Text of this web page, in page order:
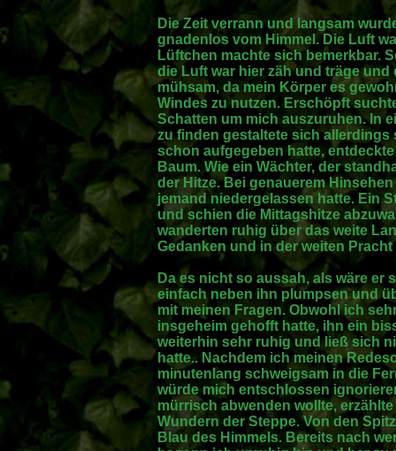
Die Zeit verrann und langsam
gnadenlos vom Himmel. Die Luft
Lüftchen machte sich bemerkbar.
die Luft war hier zäh und träge
mühsam, da mein Körper es
Windes zu nutzen. Erschöpft
Schatten um mich auszuruhen. In
zu finden gestaltete sich
schon aufgegeben hatte,
Baum. Wie ein Wächter, der
der Hitze. Bei genauerem
jemand niedergelassen hatte. Ein
und schien die Mittagshitze
wanderten ruhig über das weite
Gedanken und in der weiten
Da es nicht so aussah, als wäre
einfach neben ihn plumpsen und
mit meinen Fragen. Obwohl ich
insgeheim gehofft hatte, ihn ein
weiterhin sehr ruhig und ließ sich
hatte.. Nachdem ich meinen
minutenlang schweigsam in die
würde mich entschlossen
mürrisch abwenden wollte,
Wundern der Steppe. Von den
Blau des Himmels. Bereits nach